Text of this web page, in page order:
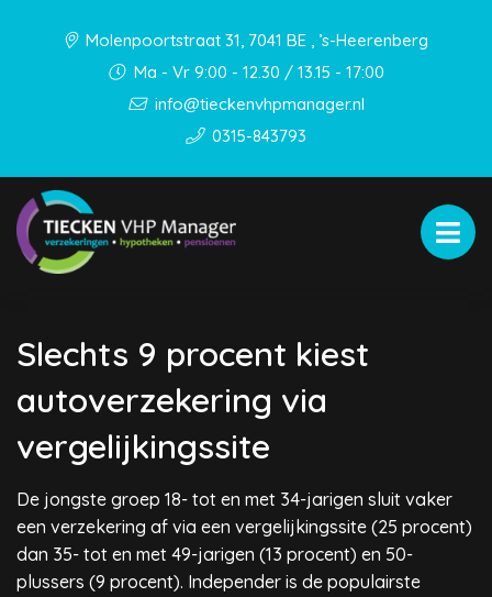
Molenpoortstraat 31, 7041 BE , ’s-Heerenberg
Ma - Vr 9:00 - 12.30 / 13.15 - 17:00
info@tieckenvhpmanager.nl
0315-843793
Slechts 9 procent kiest
autoverzekering via
vergelijkingssite
De jongste groep 18- tot en met 34-jarigen sluit vaker
een verzekering af via een vergelijkingssite (25 procent)
dan 35- tot en met 49-jarigen (13 procent) en 50-
plussers (9 procent). Independer is de populairste